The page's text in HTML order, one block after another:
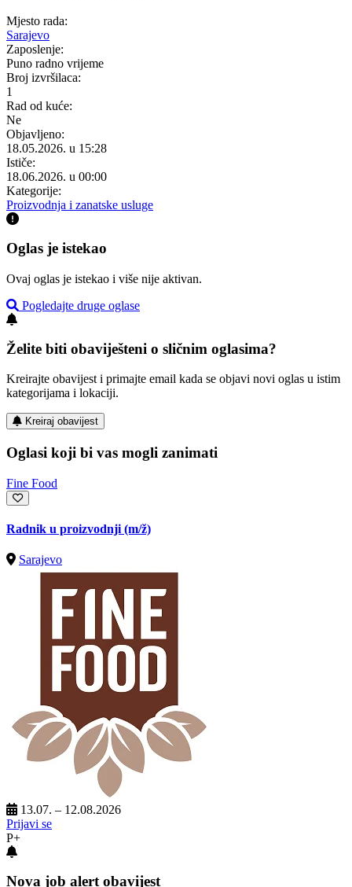
Mjesto rada:
Sarajevo
Zaposlenje:
Puno radno vrijeme
Broj izvršilaca:
1
Rad od kuće:
Ne
Objavljeno:
18.05.2026. u 15:28
Ističe:
18.06.2026. u 00:00
Kategorije:
Proizvodnja i zanatske usluge
Oglas je istekao
Ovaj oglas je istekao i više nije aktivan.
Pogledajte druge oglase
Želite biti obaviješteni o sličnim oglasima?
Kreirajte obavijest i primajte email kada se objavi novi oglas u istim
kategorijama i lokaciji.
Kreiraj obavijest
Oglasi koji bi vas mogli zanimati
Fine Food
Radnik u proizvodnji (m/ž)
Sarajevo
13.07. – 12.08.2026
Prijavi se
P+
Nova job alert obavijest